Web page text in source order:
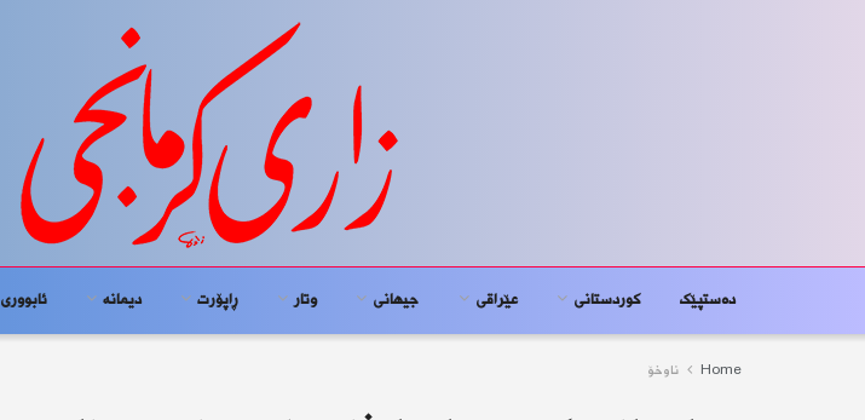
دەستپێک کوردستانى عێراقی جیهانى وتار ڕاپۆرت دیمانە ئابوورى
Home ناوخۆ